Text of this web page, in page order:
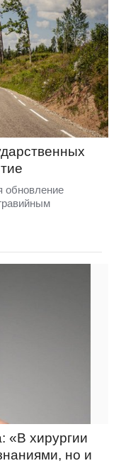
обновление
«В хирургии
но и